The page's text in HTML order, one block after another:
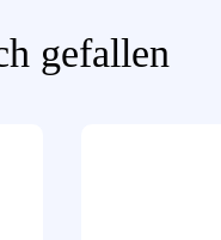
gefallen